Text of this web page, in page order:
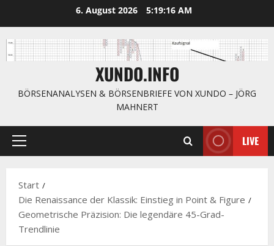
springen
6. August 2026 5:19:16 AM
XUNDO.INFO
BÖRSENANALYSEN & BÖRSENBRIEFE VON XUNDO – JÖRG
MAHNERT
Primäres
LIVE
Start
Die Renaissance der Klassik: Einstieg in Point & Figure
Geometrische Präzision: Die legendäre 45-Grad-
Trendlinie